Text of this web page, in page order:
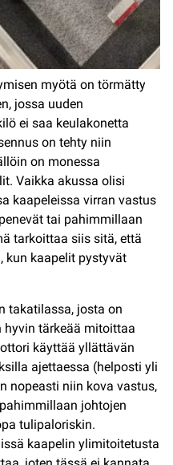
myötä on törmätty
jossa uuden
ei saa keulakonetta
on tehty niin
on monessa
Vaikka akussa olisi
kaapeleissa virran vastus
tai pahimmillaan
tarkoittaa siis sitä, että
kun kaapelit pystyvät
takatilassa, josta on
hyvin tärkeää mitoittaa
käyttää yllättävän
ajettaessa (helposti yli
nopeasti niin kova vastus,
johtojen
tulipaloriskin.
kaapelin ylimitoitetusta